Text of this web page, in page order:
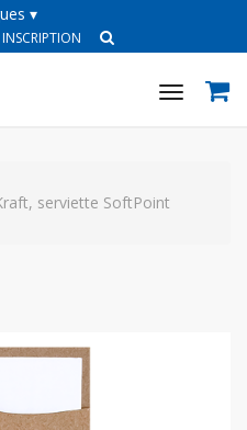
▾
INSCRIPTION
Toggle
serviette SoftPoint